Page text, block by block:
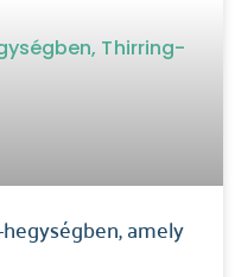
amely